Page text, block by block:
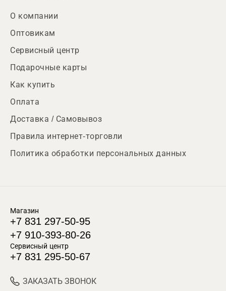
О компании
Оптовикам
Сервисный центр
Подарочные карты
Как купить
Оплата
Доставка / Самовывоз
Правила интернет-торговли
Политика обработки персональных данных
Магазин
+7 831 297-50-95
+7 910-393-80-26
Сервисный центр
+7 831 295-50-67
ЗАКАЗАТЬ ЗВОНОК